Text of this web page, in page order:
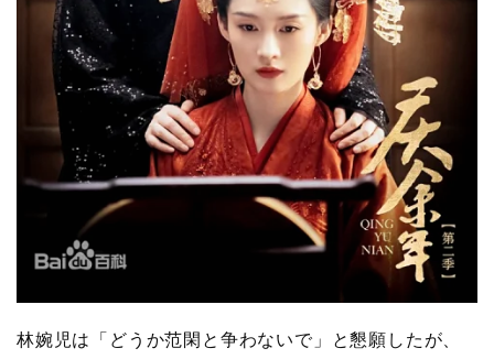
林婉児は「どうか范閑と争わないで」と懇願したが、